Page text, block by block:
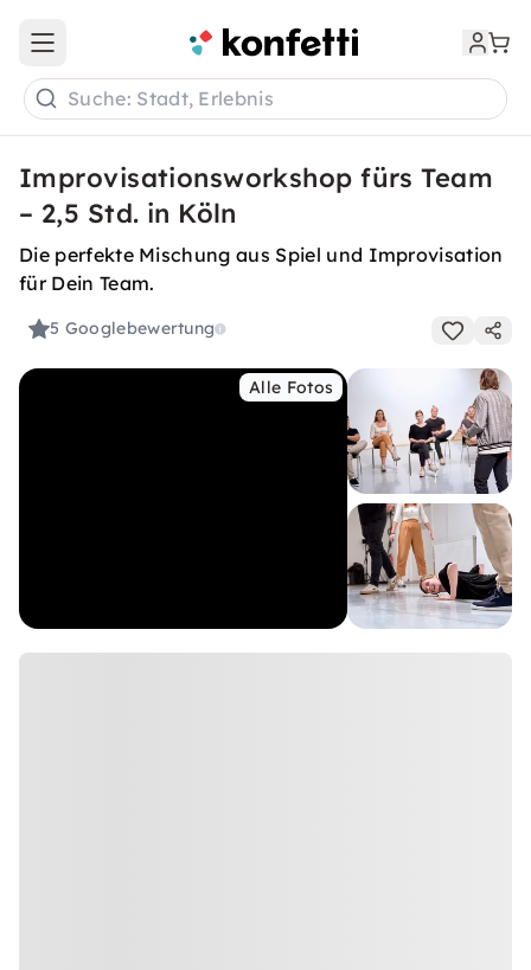
Open main menu
Suche: Stadt, Erlebnis
Improvisationsworkshop fürs Team
– 2,5 Std. in Köln
Die perfekte Mischung aus Spiel und Improvisation
für Dein Team.
5 Googlebewertung
Alle Fotos